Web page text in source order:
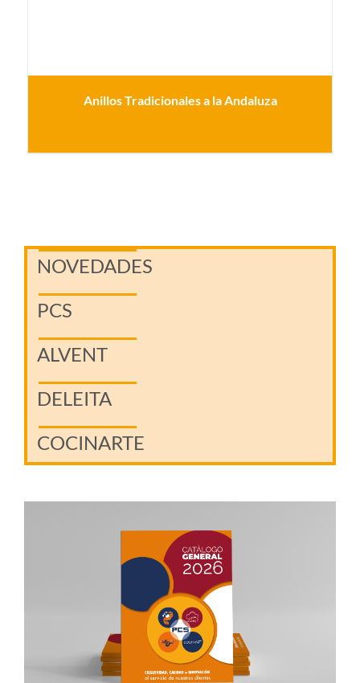
Anillos Tradicionales a la Andaluza
NOVEDADES
PCS
ALVENT
DELEITA
COCINARTE